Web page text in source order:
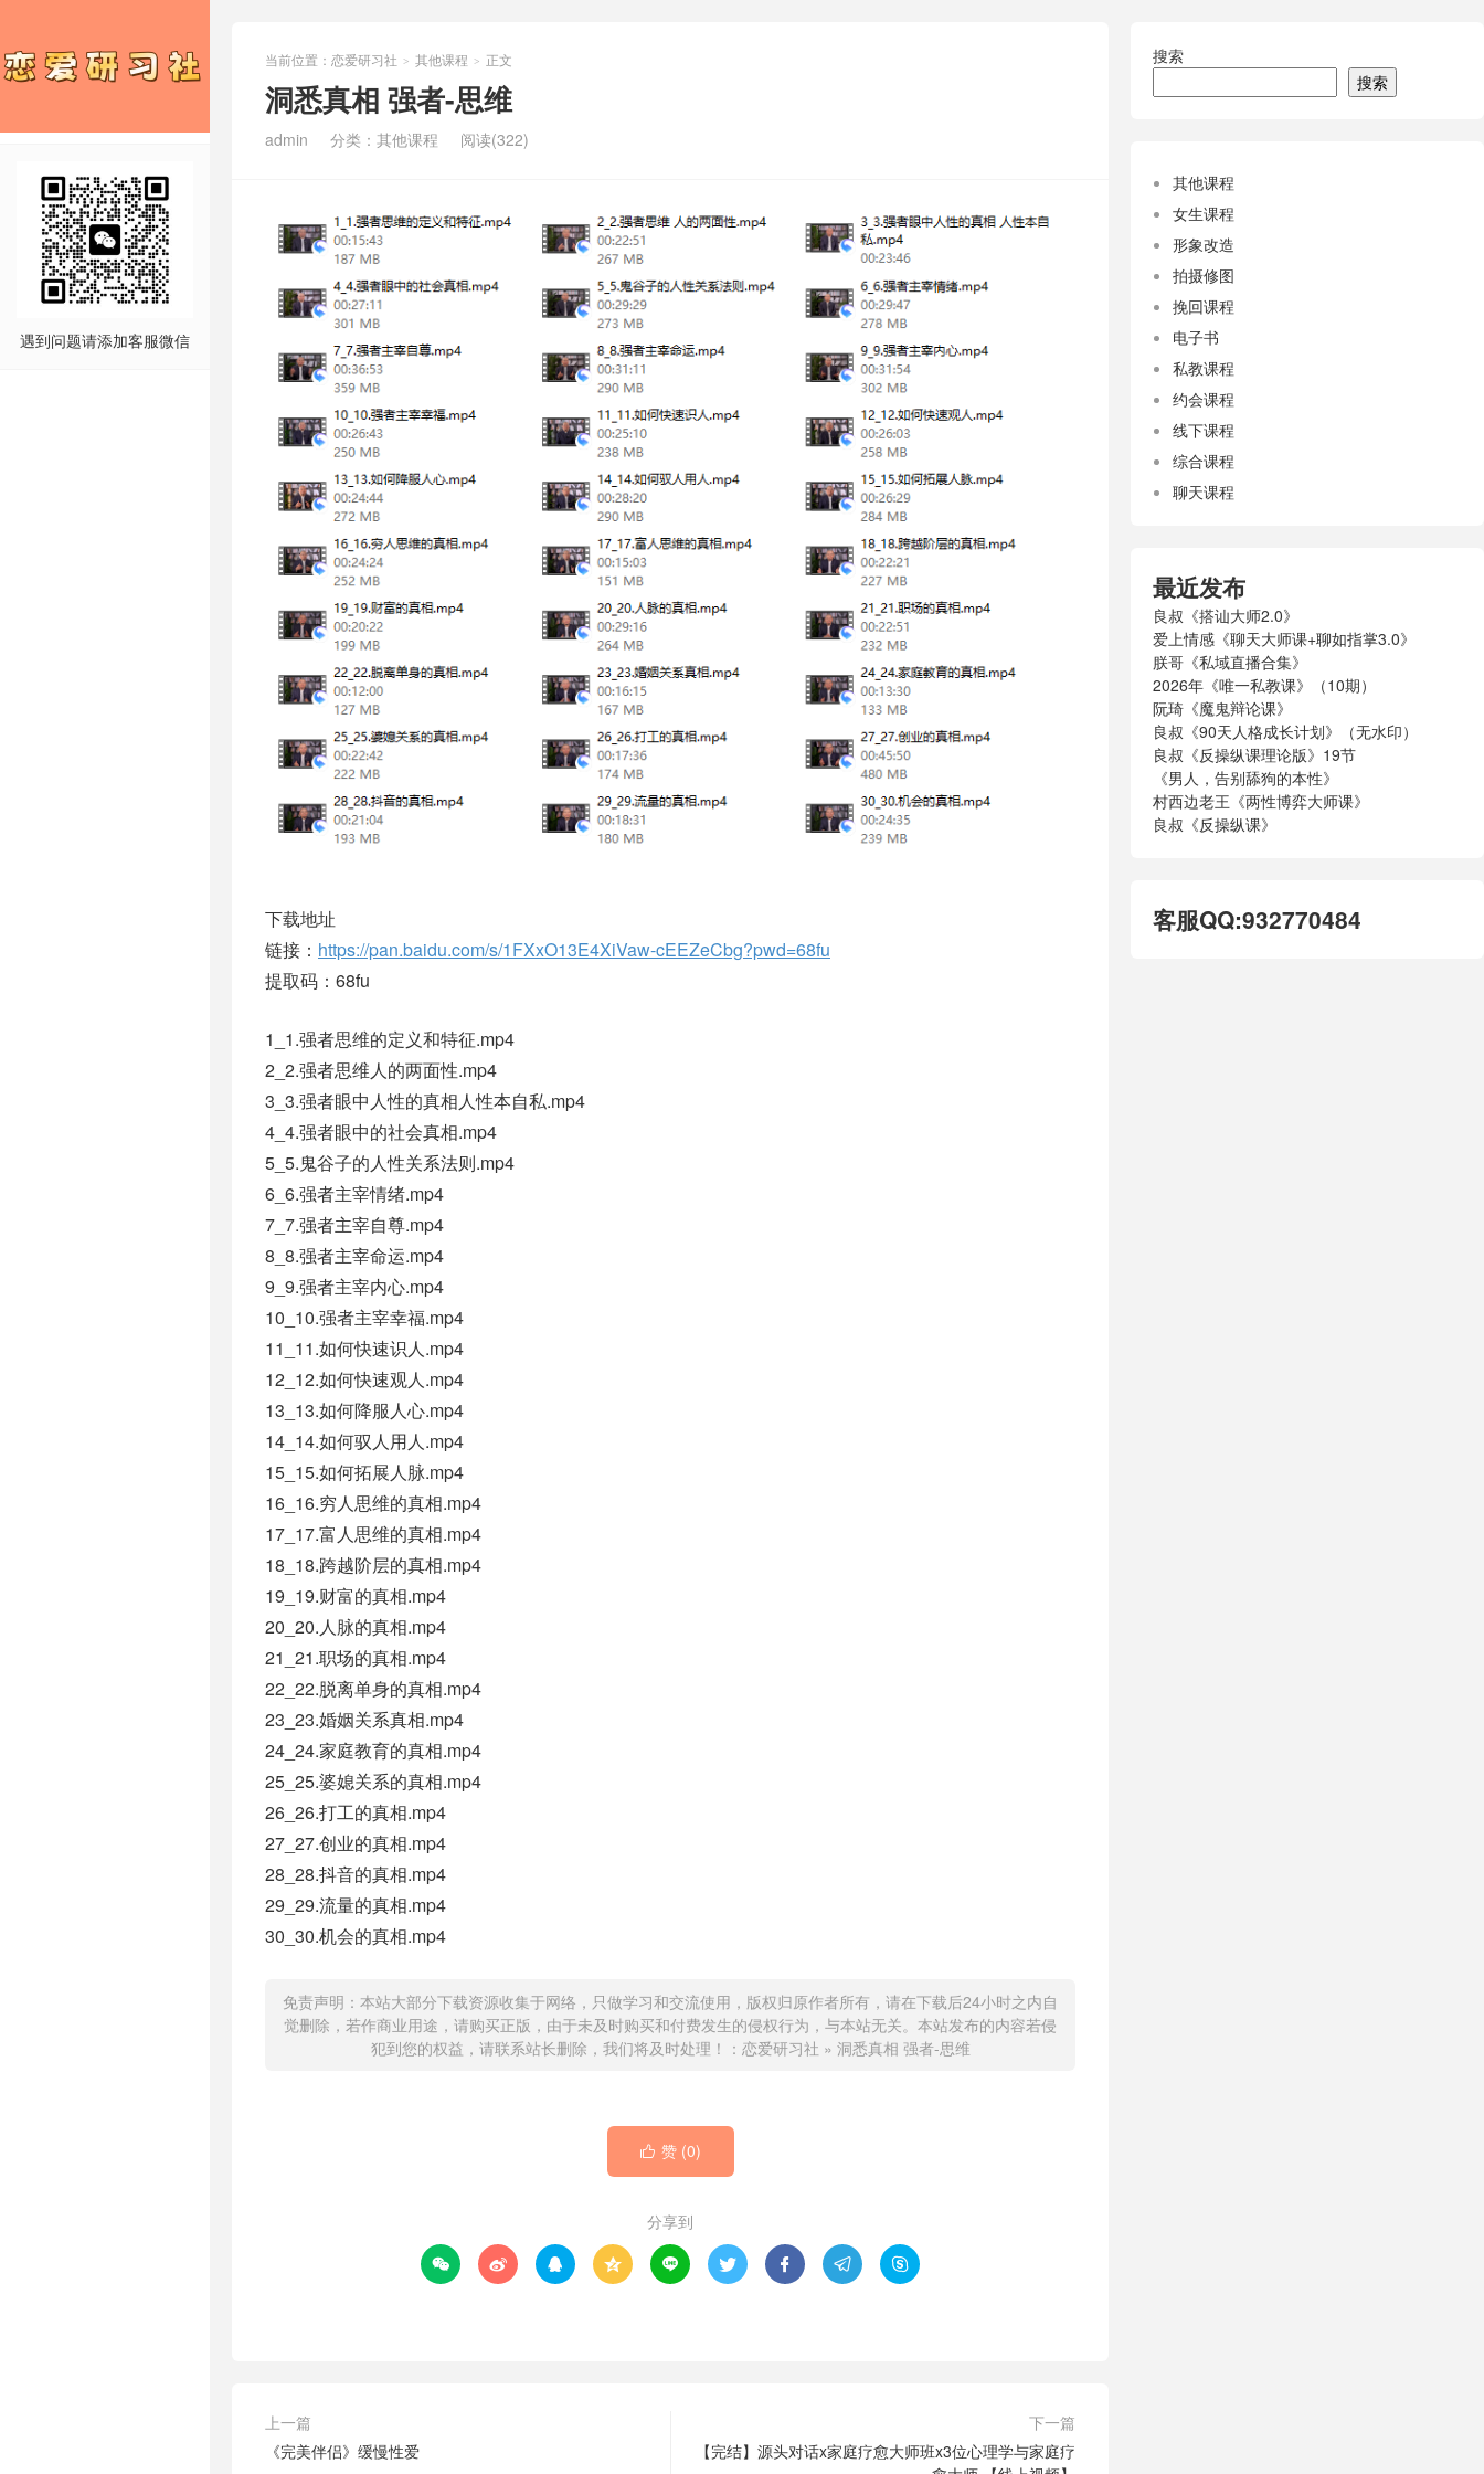
遇到问题请添加客服微信
当前位置： 恋爱研习社 > 其他课程 > 正文
洞悉真相 强者-思维
admin 分类： 其他课程 阅读(322)
下载地址
链接： https://pan.baidu.com/s/1FXxO13E4XiVaw-cEEZeCbg?pwd=68fu
提取码：68fu
1_1.强者思维的定义和特征.mp4
2_2.强者思维人的两面性.mp4
3_3.强者眼中人性的真相人性本自私.mp4
4_4.强者眼中的社会真相.mp4
5_5.鬼谷子的人性关系法则.mp4
6_6.强者主宰情绪.mp4
7_7.强者主宰自尊.mp4
8_8.强者主宰命运.mp4
9_9.强者主宰内心.mp4
10_10.强者主宰幸福.mp4
11_11.如何快速识人.mp4
12_12.如何快速观人.mp4
13_13.如何降服人心.mp4
14_14.如何驭人用人.mp4
15_15.如何拓展人脉.mp4
16_16.穷人思维的真相.mp4
17_17.富人思维的真相.mp4
18_18.跨越阶层的真相.mp4
19_19.财富的真相.mp4
20_20.人脉的真相.mp4
21_21.职场的真相.mp4
22_22.脱离单身的真相.mp4
23_23.婚姻关系真相.mp4
24_24.家庭教育的真相.mp4
25_25.婆媳关系的真相.mp4
26_26.打工的真相.mp4
27_27.创业的真相.mp4
28_28.抖音的真相.mp4
29_29.流量的真相.mp4
30_30.机会的真相.mp4
免责声明：本站大部分下载资源收集于网络，只做学习和交流使用，版权归原作者所有，请在下载后24小时之内自
觉删除，若作商业用途，请购买正版，由于未及时购买和付费发生的侵权行为，与本站无关。本站发布的内容若侵
犯到您的权益，请联系站长删除，我们将及时处理！： 恋爱研习社 » 洞悉真相 强者-思维
 赞 (0)
分享到
        
上一篇
《完美伴侣》缓慢性爱
下一篇
【完结】源头对话x家庭疗愈大师班x3位心理学与家庭疗
搜索
搜索
其他课程
女生课程
形象改造
拍摄修图
挽回课程
电子书
私教课程
约会课程
线下课程
综合课程
聊天课程
最近发布
良叔《搭讪大师2.0》
爱上情感《聊天大师课+聊如指掌3.0》
朕哥《私域直播合集》
2026年《唯一私教课》（10期）
阮琦《魔鬼辩论课》
良叔《90天人格成长计划》（无水印）
良叔《反操纵课理论版》19节
《男人，告别舔狗的本性》
村西边老王《两性博弈大师课》
良叔《反操纵课》
客服QQ:932770484